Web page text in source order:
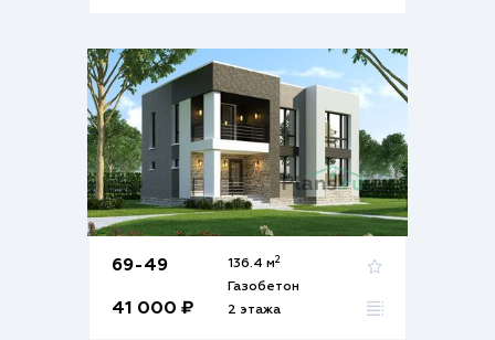
69-49
41 000 ₽
136.4 м2
Газобетон
2 этажа